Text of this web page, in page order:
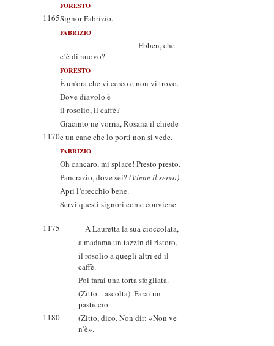
FORESTO
1165Signor Fabrizio.
FABRIZIO
Ebben, che
c’è di nuovo?
FORESTO
È un’ora che vi cerco e non vi trovo.
Dove diavolo è
il rosolio, il caffè?
Giacinto ne vorria, Rosana il chiede
1170e un cane che lo porti non si vede.
FABRIZIO
Oh cancaro, mi spiace! Presto presto.
Pancrazio, dove sei?(Viene il servo)
Apri l’orecchio bene.
Servi questi signori come conviene.
1175
A Lauretta la sua cioccolata,
a madama un tazzin di ristoro,
il rosolio a quegli altri ed il
caffè.
Poi farai una torta sfogliata.
(Zitto... ascolta). Farai un
pasticcio...
1180
(Zitto, dico. Non dir: «Non ve
n’è».